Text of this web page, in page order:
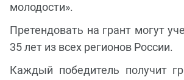
молодости».
Претендовать на грант могут
35 лет из всех регионов России.
Каждый победитель получит